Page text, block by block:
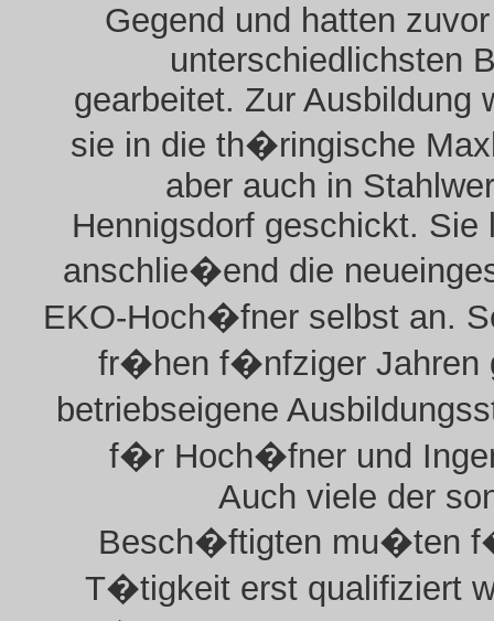
Gegend und hatten
unterschiedlichsten
gearbeitet. Zur Ausbildung
sie in die th�ringische
aber auch in
Hennigsdorf geschickt. Sie
anschlie�end die
EKO-Hoch�fner selbst an.
fr�hen f�nfziger Jahren
betriebseigene
f�r Hoch�fner und
Auch viele der
Besch�ftigten mu�ten
T�tigkeit erst qualifiziert